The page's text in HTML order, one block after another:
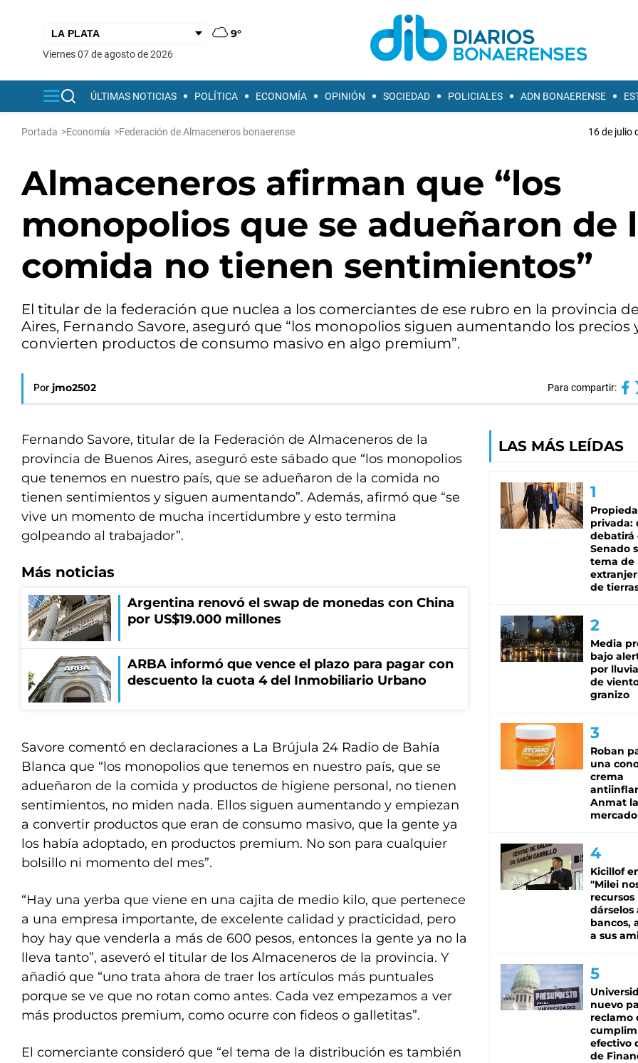
9°
viernes 07 de agosto de 2026
ÚLTIMAS NOTICIAS POLÍTICA ECONOMÍA OPINIÓN SOCIEDAD POLICIALES ADN BONAERENSE
Portada >Economía >Federación de Almaceneros bonaerense 16 de julio
Almaceneros afirman que “los
monopolios que se adueñaron de
comida no tienen sentimientos”
El titular de la federación que nuclea a los comerciantes de ese rubro en la provincia
Aires, Fernando Savore, aseguró que “los monopolios siguen aumentando los precios
convierten productos de consumo masivo en algo premium”.
Por jmo2502 Para compartir:
Fernando Savore, titular de la Federación de Almaceneros de la
provincia de Buenos Aires, aseguró este sábado que “los monopolios
que tenemos en nuestro país, que se adueñaron de la comida no
tienen sentimientos y siguen aumentando”. Además, afirmó que “se
vive un momento de mucha incertidumbre y esto termina
golpeando al trabajador”.
Más noticias
Argentina renovó el swap de monedas con China
por US$19.000 millones
ARBA informó que vence el plazo para pagar con
descuento la cuota 4 del Inmobiliario Urbano
Savore comentó en declaraciones a La Brújula 24 Radio de Bahía
Blanca que “los monopolios que tenemos en nuestro país, que se
adueñaron de la comida y productos de higiene personal, no tienen
sentimientos, no miden nada. Ellos siguen aumentando y empiezan
a convertir productos que eran de consumo masivo, que la gente ya
los había adoptado, en productos premium. No son para cualquier
bolsillo ni momento del mes”.
“Hay una yerba que viene en una cajita de medio kilo, que pertenece
a una empresa importante, de excelente calidad y practicidad, pero
hoy hay que venderla a más de 600 pesos, entonces la gente ya no la
lleva tanto”, aseveró el titular de los Almaceneros de la provincia. Y
añadió que “uno trata ahora de traer los artículos más puntuales
porque se ve que no rotan como antes. Cada vez empezamos a ver
más productos premium, como ocurre con fideos o galletitas”.
El comerciante consideró que “el tema de la distribución es también
LAS MÁS LEÍDAS
privada:
debatirá
Senado
tema de
de
Media
bajo
por
de
granizo
Roban
una
crema
Anmat
mercado
Kicillof
"Milei
recursos
dárselos
bancos,
a sus
nuevo
reclamo
efectivo
de